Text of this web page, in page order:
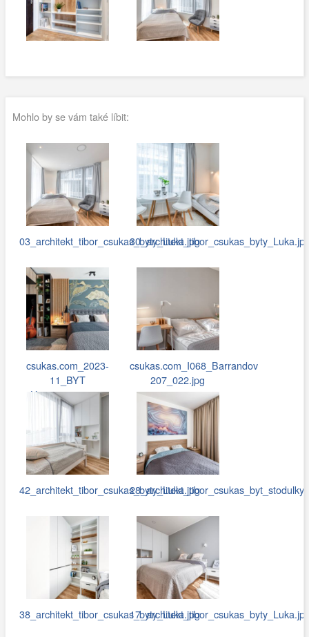
Mohlo by se vám také líbit:
03_architekt_tibor_csukas_byty_Luka.jpg
csukas.com_2023-
11_BYT
Hostivar_048.jpg
csukas.com_I068_Barrandov
207_022.jpg
42_architekt_tibor_csukas_byty_Luka.jpg
38_architekt_tibor_csukas_byty_Luka.jpg